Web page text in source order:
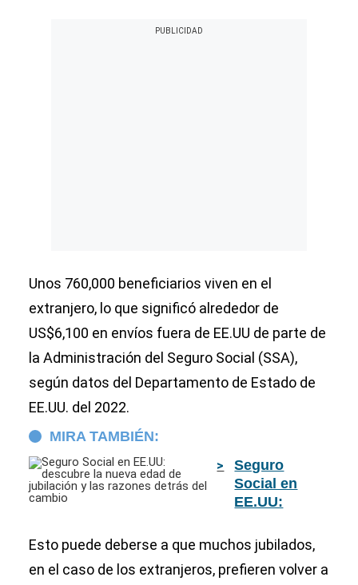
Unos 760,000 beneficiarios viven en el
extranjero, lo que significó alrededor de
US$6,100 en envíos fuera de EE.UU de parte de
la Administración del Seguro Social (SSA),
según datos del Departamento de Estado de
EE.UU. del 2022.
MIRA TAMBIÉN:
Seguro
Social en
EE.UU:
nueva edad
de jubilación
y las razones
Esto puede deberse a que muchos jubilados,
en el caso de los extranjeros, prefieren volver a